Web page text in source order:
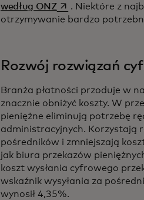
według ONZopens in a new tab
. Niektóre z
otrzymywanie bardzo
Rozwój rozwiązań
Branża płatności przoduje w
znacznie obniżyć koszty. W
pieniężne eliminują potrzebę
administracyjnych. Korzystają
pośredników i zmniejszają
jak biura przekazów
koszt wysłania cyfrowego
wskaźnik wysyłania za
wynosił 4,35%.